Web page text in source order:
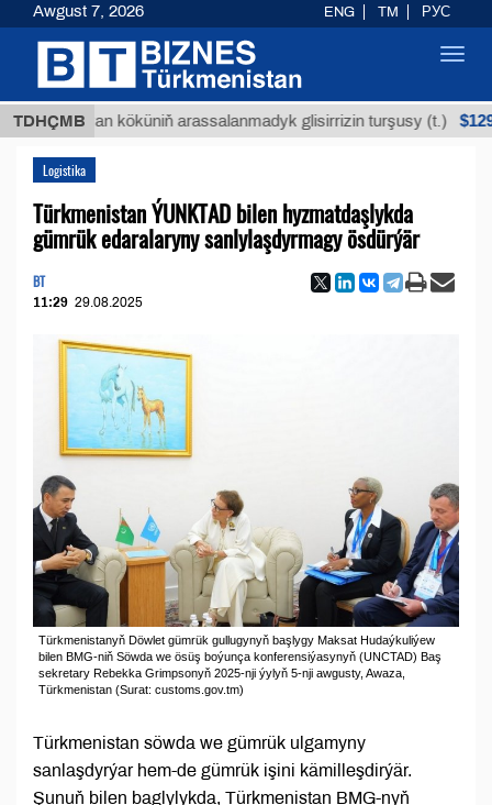
TDHÇMB
Buýan köküniň arassalanmadyk glisirrizin turşusy (t.) $12935,18
Logistika
Türkmenistan ÝUNKTAD bilen hyzmatdaşlykda
gümrük edaralaryny sanlylaşdyrmagy ösdürýär
BT
11:29 29.08.2025
Türkmenistanyň Döwlet gümrük gullugynyň başlygy Maksat Hudaýkuliýew
bilen BMG-niň Söwda we ösüş boýunça konferensiýasynyň (UNCTAD) Baş
sekretary Rebekka Grimpsonyň 2025-nji ýylyň 5-nji awgusty, Awaza,
Türkmenistan (Surat: customs.gov.tm)
Türkmenistan söwda we gümrük ulgamyny
sanlaşdyrýar hem-de gümrük işini kämilleşdirýär.
Şunuň bilen baglylykda, Türkmenistan BMG-nyň
Awgust 7, 2026 ENG TM РУС